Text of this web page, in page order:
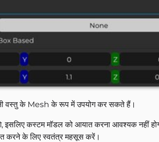
वस्तु के Mesh के रूप में उपयोग कर सकते हैं।
इसलिए कस्टम मॉडल को आयात करना आवश्यक नहीं
करने के लिए स्वतंत्र महसूस करें।